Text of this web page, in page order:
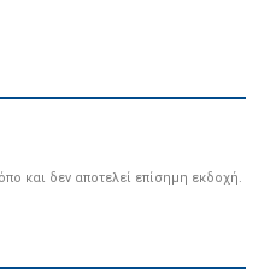
και δεν αποτελεί επίσημη εκδοχή.